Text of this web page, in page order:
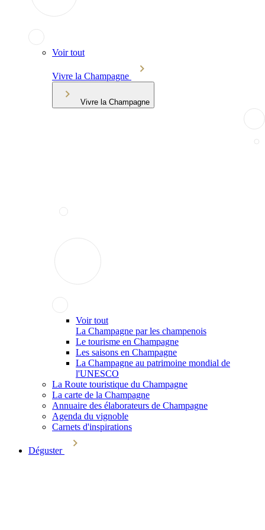
Voir tout
Vivre la Champagne
Vivre la Champagne
Voir tout
La Champagne par les champenois
Le tourisme en Champagne
Les saisons en Champagne
La Champagne au patrimoine mondial de
l'UNESCO
La Route touristique du Champagne
La carte de la Champagne
Annuaire des élaborateurs de Champagne
Agenda du vignoble
Carnets d'inspirations
Déguster